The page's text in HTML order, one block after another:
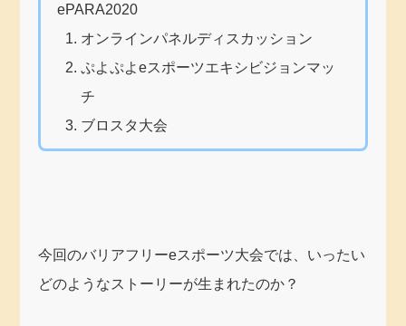
ePARA2020
オンラインパネルディスカッション
ぷよぷよeスポーツエキシビジョンマッ
チ
ブロスタ大会
今回のバリアフリーeスポーツ大会では、いったい
どのようなストーリーが生まれたのか？